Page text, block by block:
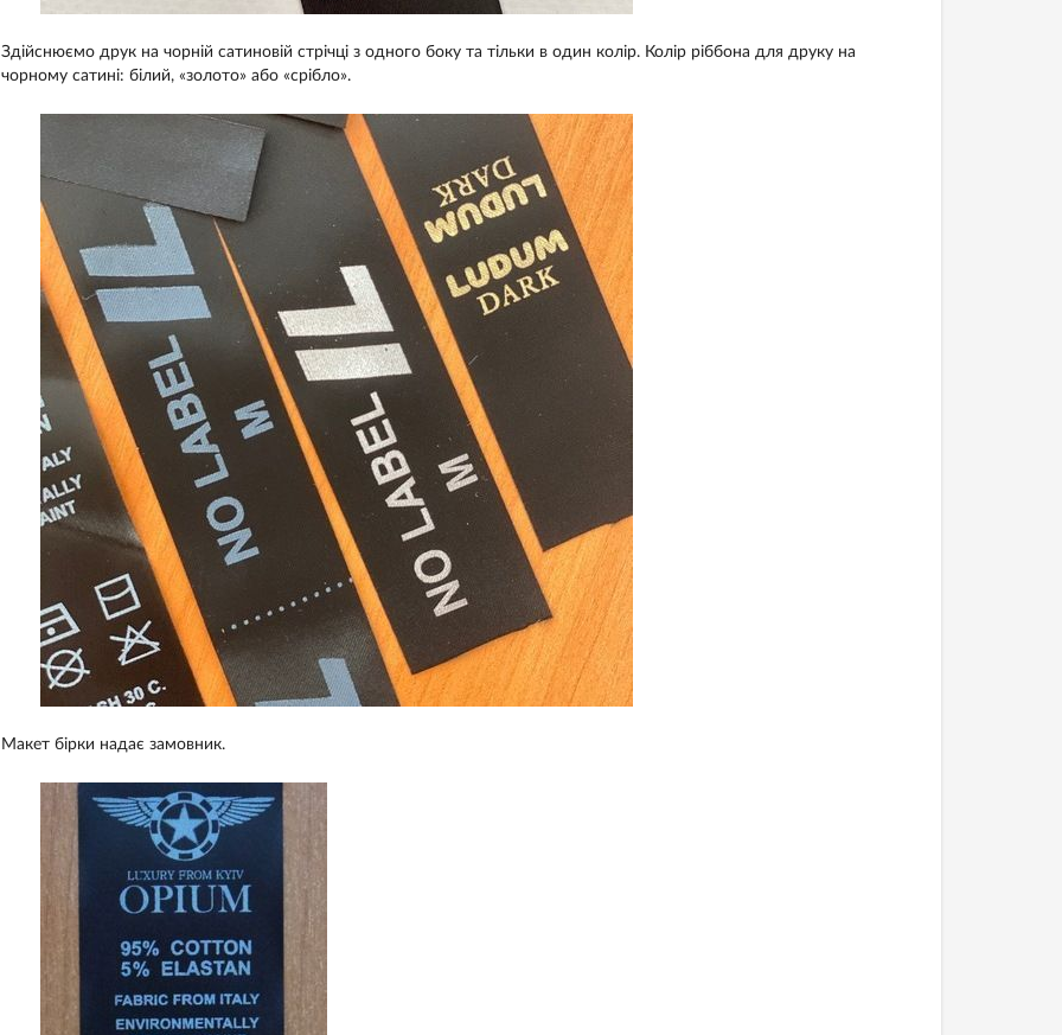
Здійснюємо друк на чорній сатиновій стрічці з одного боку та тільки в один колір. Колір ріббона для друку на
чорному сатині: білий, «золото» або «срібло».
Макет бірки надає замовник.